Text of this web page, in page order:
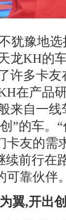
犹豫地
龙KH的
许多卡
在产品
来自一
”的车。
卡友的需
续前行在
可靠伙伴
翼,开出